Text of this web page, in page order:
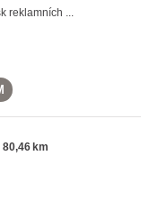
reklamních ...
80,46 km